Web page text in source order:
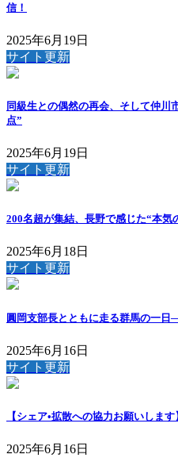
信！
2025年6月19日
サイト更新
同級生との偶然の再会、そして仲
点”
2025年6月19日
サイト更新
200名超が集結、長野で感じた“本
2025年6月18日
サイト更新
圓岡支部長とともに走る群馬の一
2025年6月16日
サイト更新
【シェア•拡散への協力お願いします
2025年6月16日